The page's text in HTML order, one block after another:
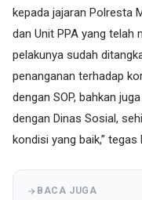
kepada jajaran Polresta
dan Unit PPA yang telah
pelakunya sudah
penanganan terhadap
dengan SOP, bahkan
dengan Dinas Sosial,
kondisi yang baik,” tegas
BACA JUGA